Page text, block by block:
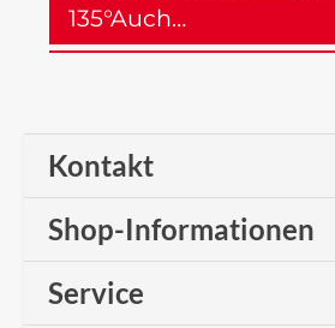
135°Auch…
Kontakt
Shop-Informationen
Service